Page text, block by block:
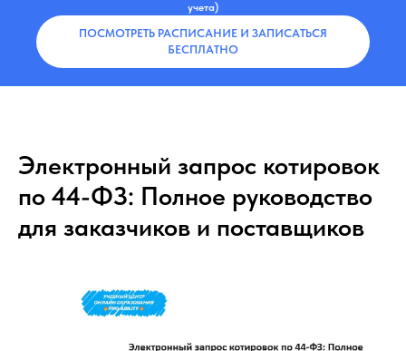
учета)
ПОСМОТРЕТЬ РАСПИСАНИЕ И ЗАПИСАТЬСЯ
БЕСПЛАТНО
Электронный запрос котировок
по 44-ФЗ: Полное руководство
для заказчиков и поставщиков